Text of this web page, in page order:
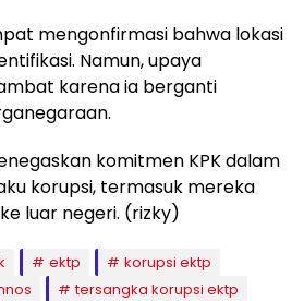
mengonfirmasi bahwa lokasi
Namun, upaya
karena ia berganti
komitmen KPK dalam
korupsi, termasuk mereka
luar negeri. (rizky)
ektp
korupsi ektp
tersangka korupsi ektp